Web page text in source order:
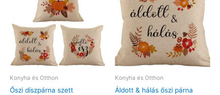
Konyha és Otthon
Őszi díszpárna szett
Konyha és Otthon
Áldott & hálás őszi párna